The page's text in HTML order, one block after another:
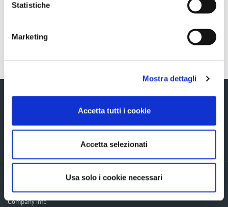
Statistiche
Marketing
Mostra dettagli
Accetta tutti i cookie
Accetta selezionati
Usa solo i cookie necessari
6M2024ConsolidatedResultsPresentation
Cookie Policy
Company info